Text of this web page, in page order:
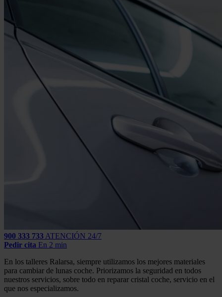
900 333 733 ATENCIÓN 24/7
Pedir cita En 2 min
En los talleres Ralarsa, siempre utilizamos los mejores materiales
para cambiar de lunas coche. Priorizamos la seguridad en todos
nuestros servicios, sobre todo en reparar cristal coche, servicio en el
que nos especializamos.